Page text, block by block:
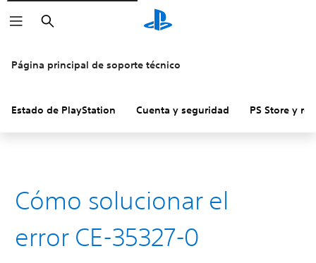
Buscar
Página principal de soporte técnico
Estado de PlayStation Cuenta y seguridad PS Store y
Cómo solucionar el
error CE-35327-0